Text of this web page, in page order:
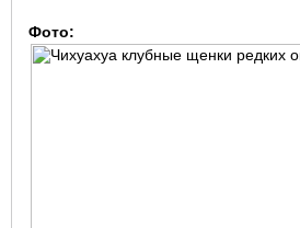
Фото: